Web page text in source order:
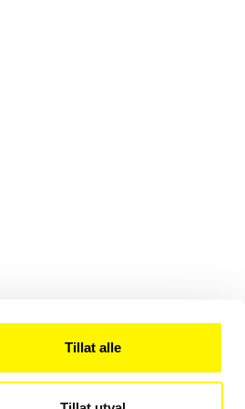
Tillat alle